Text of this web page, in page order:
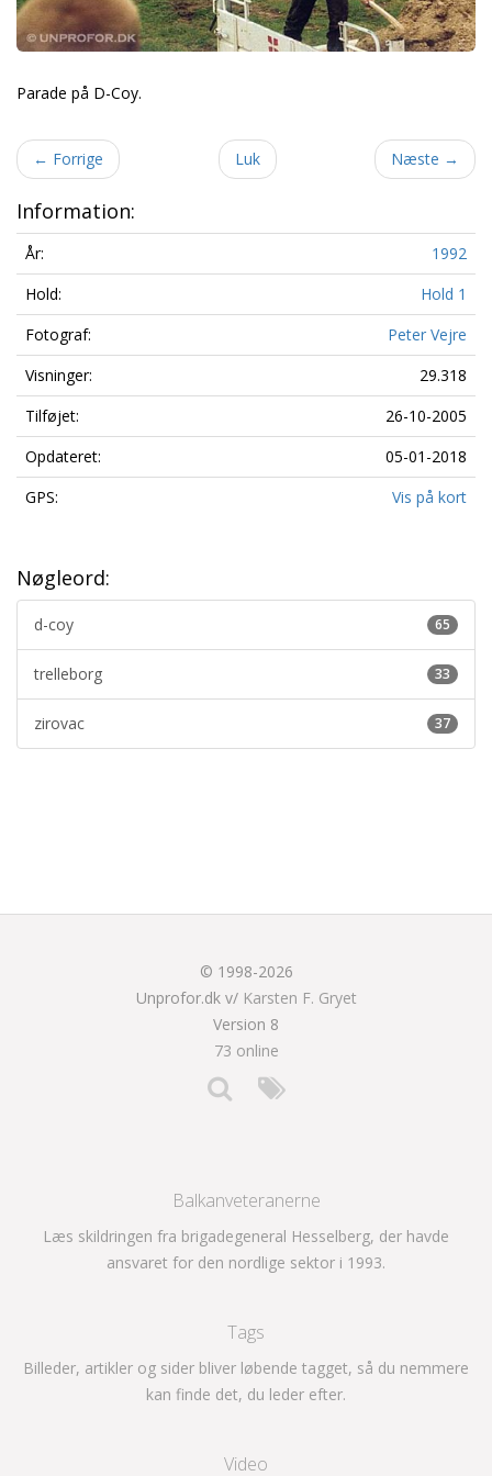
Parade på D-Coy.
← Forrige Luk Næste →
Information:
År:
1992
Hold:
Hold 1
Fotograf:
Peter Vejre
Visninger:
29.318
Tilføjet:
26-10-2005
Opdateret:
05-01-2018
GPS:
Vis på kort
Nøgleord:
65
d-coy
33
trelleborg
37
zirovac
© 1998-2026
Unprofor.dk v/ Karsten F. Gryet
Version 8
73 online
Balkanveteranerne
Læs skildringen fra brigadegeneral Hesselberg, der havde
ansvaret for den nordlige sektor i 1993.
Tags
Billeder, artikler og sider bliver løbende tagget, så du nemmere
kan finde det, du leder efter.
Video